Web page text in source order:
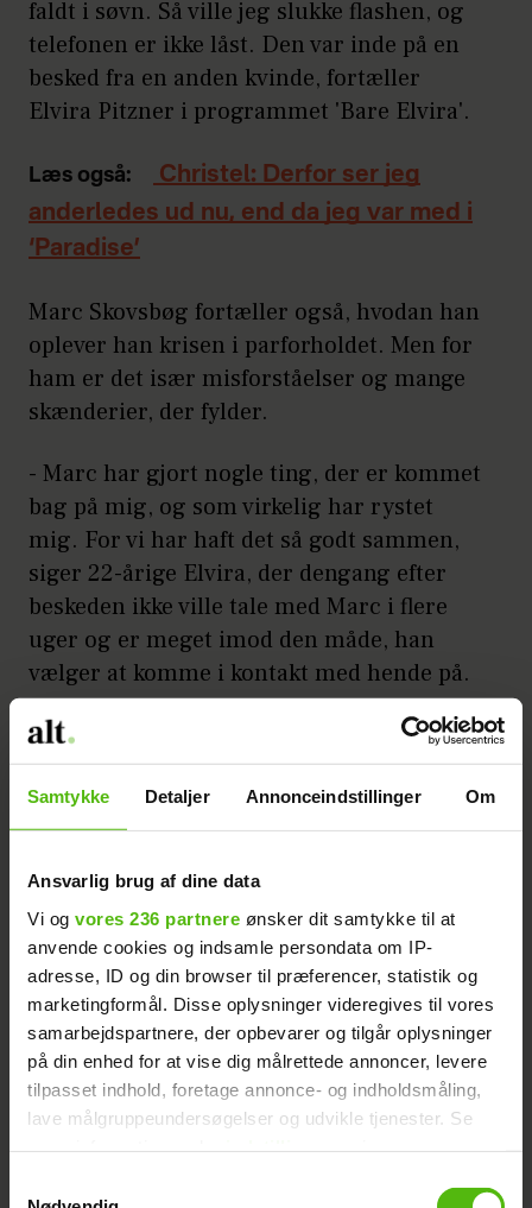
Samtykke Detaljer Annonceindstillinger Om
Ansvarlig brug af dine data
Vi og vores 236 partnere ønsker dit samtykke til at
anvende cookies og indsamle persondata om IP-
adresse, ID og din browser til præferencer, statistik og
marketingformål. Disse oplysninger videregives til vores
samarbejdspartnere, der opbevarer og tilgår oplysninger
på din enhed for at vise dig målrettede annoncer, levere
tilpasset indhold, foretage annonce- og indholdsmåling,
lave målgruppeundersøgelser og udvikle tjenester. Se
tilbage eller ændre indstillinger fra vores
faldt i søvn. Så ville jeg slukke flashen, og
telefonen er ikke låst. Den var inde på en
besked fra en anden kvinde, fortæller
Elvira Pitzner i programmet 'Bare Elvira'.
Læs også:
Christel: Derfor ser jeg
anderledes ud nu, end da jeg var med i
‘Paradise’
Marc Skovsbøg fortæller også, hvodan han
oplever han krisen i parforholdet. Men for
ham er det især misforståelser og mange
skænderier, der fylder.
- Marc har gjort nogle ting, der er kommet
bag på mig, og som virkelig har rystet
mig. For vi har haft det så godt sammen,
siger 22-årige Elvira, der dengang efter
beskeden ikke ville tale med Marc i flere
uger og er meget imod den måde, han
vælger at komme i kontakt med hende på.
Læs også:
Robin og Mathildes forhold
Elvira og Marc endte som bekendt med at
gå fra hinanden. Hun har siden dannet par
med Kasper Rylander, men de to valgte
denne sommer at afslutte forholdet, og i
dag er Elvira single.
I klippet kan du se, hvordan Marc får
Elvira i tale igen. Se hele afsnittet på
Dplay.
is
Close